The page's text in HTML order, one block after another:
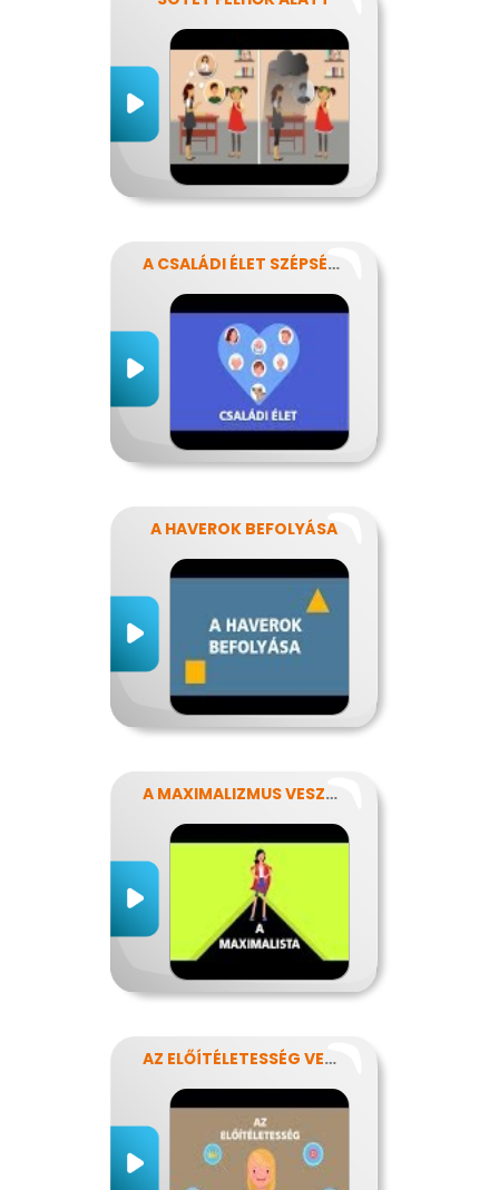
A CSALÁDI ÉLET SZÉPSÉGEI ÉS NEHÉZSÉGEI
A HAVEROK BEFOLYÁSA
A MAXIMALIZMUS VESZÉLYEI
AZ ELŐÍTÉLETESSÉG VESZÉLYEI